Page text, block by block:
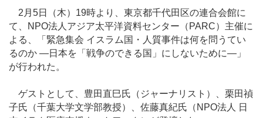
2月5日（木）19時より、東京都千代田区の連合会館に
て、NPO法人アジア太平洋資料センター（PARC）主催に
よる、「緊急集会 イスラム国・人質事件は何を問うてい
るのか ―日本を「戦争のできる国」にしないために―」
が行われた。
ゲストとして、豊田直巳氏（ジャーナリスト）、栗田禎
子氏（千葉大学文学部教授）、佐藤真紀氏（NPO法人 日